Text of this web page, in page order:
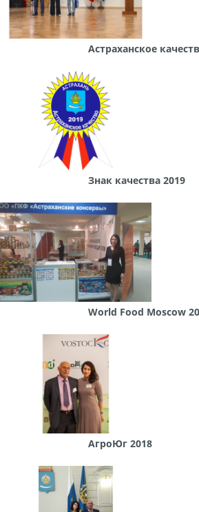
Астраханское
Знак качества 2019
World Food Moscow
АгроЮг 2018